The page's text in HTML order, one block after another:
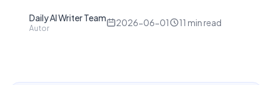
Daily AI Writer Team
Autor
2026-06-01 11 min read